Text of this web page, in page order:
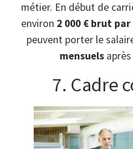
métier. En début de
environ 2 000 € brut
peuvent porter le
mensuels
7. Cadre